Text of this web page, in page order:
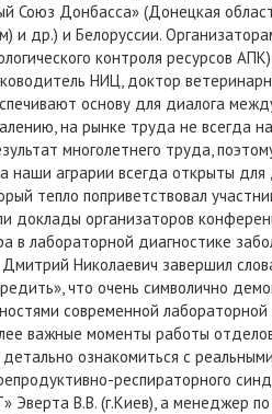
Союз Донбасса» (Донецкая
др.) и Белоруссии.
контроля ресурсов
НИЦ, доктор
основу для диалога
на рынке труда не всегда
многолетнего труда,
наши аграрии всегда открыты
тепло поприветствовал
доклады организаторов
в лабораторной диагностике
Николаевич завершил
что очень символично
современной
важные моменты работы
ознакомиться с
респираторного
В.В. (г.Киев), а менеджер